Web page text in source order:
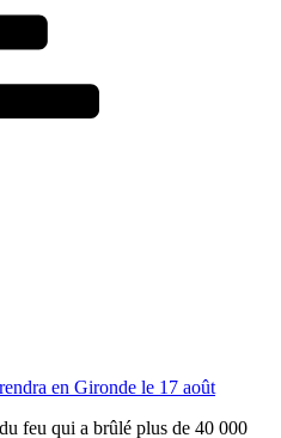
en Gironde le 17 août
feu qui a brûlé plus de 40 000